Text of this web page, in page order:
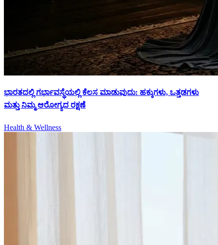
ಭಾರತದಲ್ಲಿ ಗರ್ಭಾವಸ್ಥೆಯಲ್ಲಿ ಕೆಲಸ ಮಾಡುವುದು: ಹಕ್ಕುಗಳು, ಒತ್ತಡಗಳು
ಮತ್ತು ನಿಮ್ಮ ಆರೋಗ್ಯದ ರಕ್ಷಣೆ
Health & Wellness